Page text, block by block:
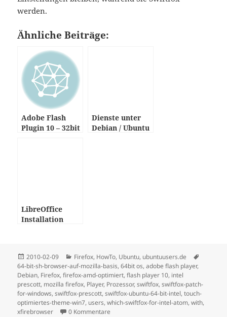
werden.
Ähnliche Beiträge:
Adobe Flash
Plugin 10 – 32bit
Dienste unter
Debian / Ubuntu
LibreOffice
Installation
Posted
on
2010-02-09 Categories
Firefox, HowTo, Ubuntu, ubuntuusers.de
64-bit-sh-browser-auf-mozilla-basis,64bit os,adobe flash player,
Debian, Firefox,firefox-amd-optimiert,flash player 10, intel
prescott, mozilla firefox, Player, Prozessor,swiftfox,swiftfox-patch-
for-windows,swiftfox-prescott,swiftfox-ubuntu-64-bit-intel,touch-
optimiertes-theme-win7, users,which-swiftfox-for-intel-atom,with,
xfirebrowser
0 Kommentare